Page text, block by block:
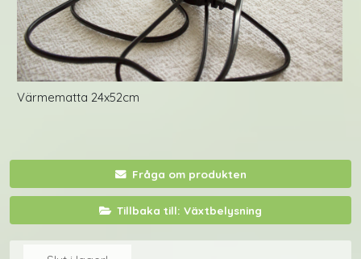
Värmematta 24x52cm
Fråga om produkten
Tillbaka till: Växtbelysning